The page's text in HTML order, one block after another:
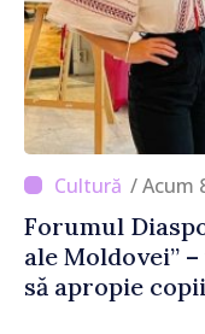
/ Acum
Forumul
ale Moldovei”
să apropie